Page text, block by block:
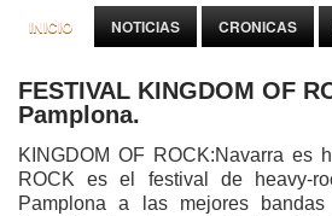
INICIO NOTICIAS CRONICAS
FESTIVAL KINGDOM OF
Pamplona.
KINGDOM OF ROCK:Navarra es
ROCK es el festival de heavy-
Pamplona a las mejores